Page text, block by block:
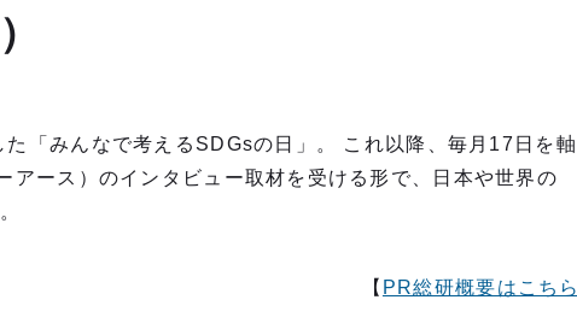
「みんなで考えるSDGsの日」。 これ以降、毎月17日を軸
ース）のインタビュー取材を受ける形で、日本や世界の
【 PR総研概要はこちら